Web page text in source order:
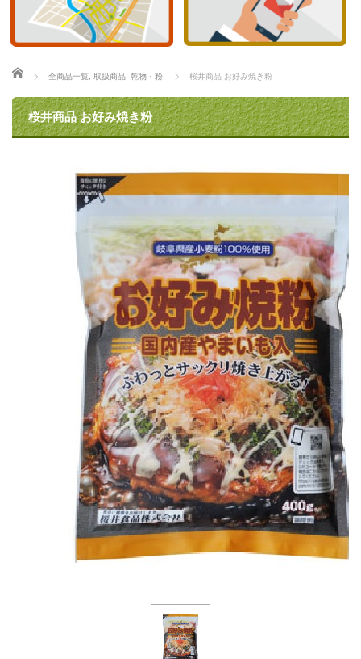
ホーム
全商品一覧 取扱商品 乾物・粉 桜井商品 お好み焼き粉
桜井商品 お好み焼き粉